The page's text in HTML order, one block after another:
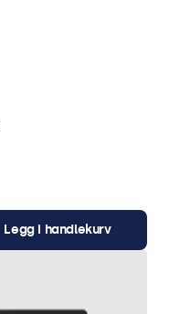
Legg i handlekurv